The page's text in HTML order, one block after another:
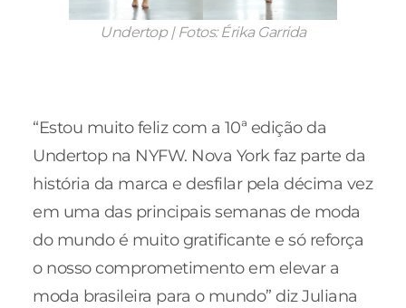
Undertop | Fotos: Érika Garrida
“Estou muito feliz com a 10ª edição da
Undertop na NYFW. Nova York faz parte da
história da marca e desfilar pela décima vez
em uma das principais semanas de moda
do mundo é muito gratificante e só reforça
o nosso comprometimento em elevar a
moda brasileira para o mundo” diz Juliana